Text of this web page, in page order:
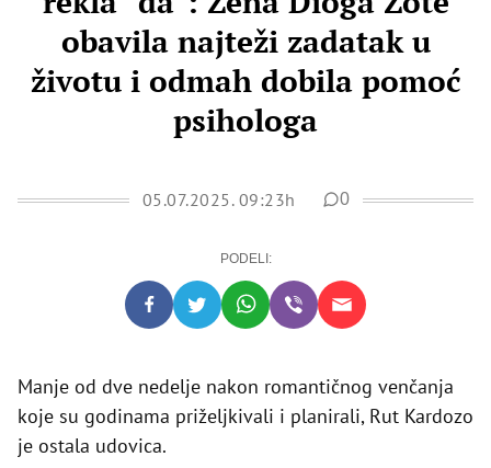
obavila najteži zadatak u
životu i odmah dobila pomoć
psihologa
05.07.2025. 09:23h 0
PODELI:
Manje od dve nedelje nakon romantičnog venčanja
koje su godinama priželjkivali i planirali, Rut Kardozo
je ostala udovica.